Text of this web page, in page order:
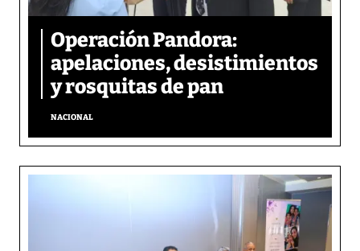
Operación Pandora:
apelaciones, desistimientos
y rosquitas de pan
NACIONAL